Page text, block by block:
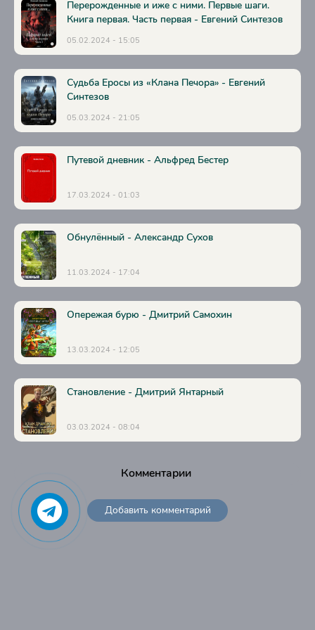
Перерожденные и иже с ними. Первые шаги.
Книга первая. Часть первая - Евгений Синтезов
05.02.2024 - 15:05
Судьба Еросы из «Клана Печора» - Евгений
Синтезов
05.03.2024 - 21:05
Путевой дневник - Альфред Бестер
17.03.2024 - 01:03
Обнулённый - Александр Сухов
11.03.2024 - 17:04
Опережая бурю - Дмитрий Самохин
13.03.2024 - 12:05
Становление - Дмитрий Янтарный
03.03.2024 - 08:04
Комментарии
Добавить комментарий